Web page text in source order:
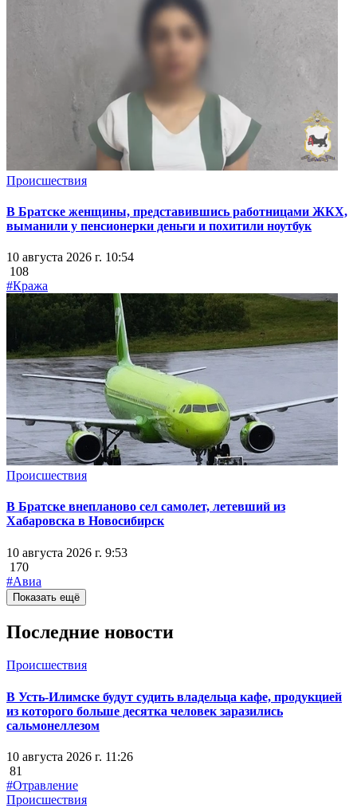
Происшествия
В Братске женщины, представившись работницами ЖКХ,
выманили у пенсионерки деньги и похитили ноутбук
10 августа 2026 г. 10:54
108
#Кража
Происшествия
В Братске внепланово сел самолет, летевший из
Хабаровска в Новосибирск
10 августа 2026 г. 9:53
170
#Авиа
Показать ещё
Последние новости
Происшествия
В Усть-Илимске будут судить владельца кафе, продукцией
из которого больше десятка человек заразились
сальмонеллезом
10 августа 2026 г. 11:26
81
#Отравление
Происшествия